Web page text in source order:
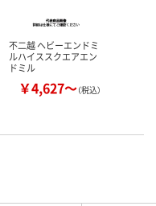
不二越 ヘビーエンドミ
ルハイススクエアエン
ドミル
￥4,627～（税込）